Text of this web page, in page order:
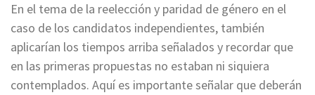
En el tema de la reelección y paridad de género en el
caso de los candidatos independientes, también
aplicarían los tiempos arriba señalados y recordar que
en las primeras propuestas no estaban ni siquiera
contemplados. Aquí es importante señalar que deberán